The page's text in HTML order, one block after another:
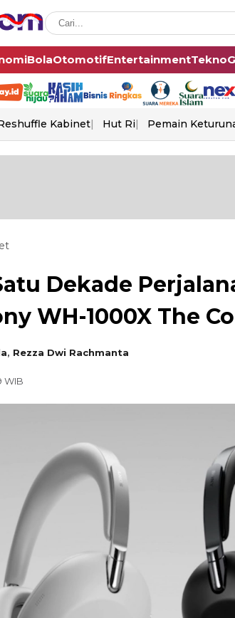
BolaOtomotifEntertainmentTekno
Kabinet Hut Ri Pemain
Dekade
WH-1000X The
, Rezza Dwi Rachmanta
WIB